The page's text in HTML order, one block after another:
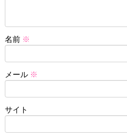
名前 ※
メール ※
サイト